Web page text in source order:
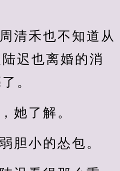
清禾也不知道从
迟也离婚的消
。
她了解。
胆小的怂包。